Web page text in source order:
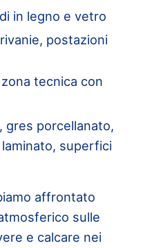
in legno e vetro
postazioni
tecnica con
gres porcellanato,
superfici
affrontato
sulle
e calcare nei